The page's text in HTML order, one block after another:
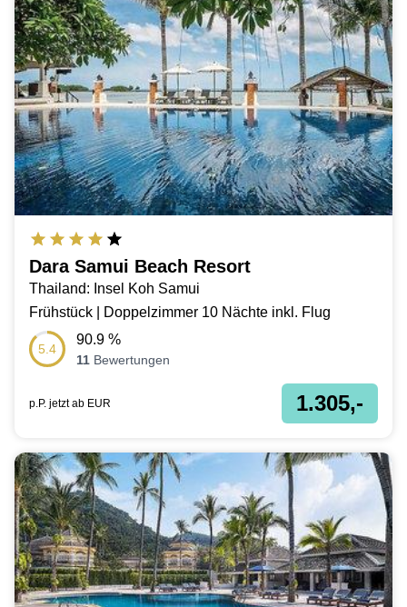
Dara Samui Beach Resort
Thailand: Insel Koh Samui
Frühstück | Doppelzimmer 10 Nächte inkl. Flug
5.4
90.9 %
11 Bewertungen
p.P. jetzt ab EUR 1.305,-